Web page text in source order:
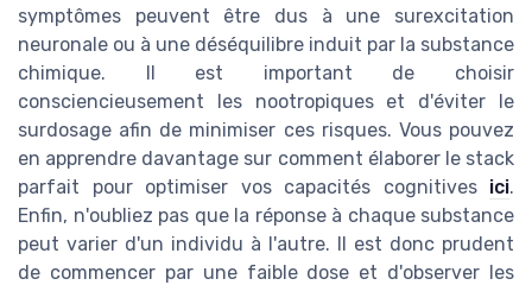
symptômes peuvent être dus à une surexcitation
neuronale ou à une déséquilibre induit par la substance
chimique. Il est important de choisir
consciencieusement les nootropiques et d'éviter le
surdosage afin de minimiser ces risques. Vous pouvez
en apprendre davantage sur comment élaborer le stack
parfait pour optimiser vos capacités cognitives ici.
Enfin, n'oubliez pas que la réponse à chaque substance
peut varier d'un individu à l'autre. Il est donc prudent
de commencer par une faible dose et d'observer les